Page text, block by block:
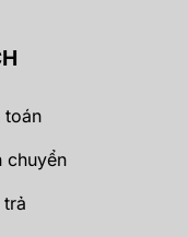
toán
chuyển